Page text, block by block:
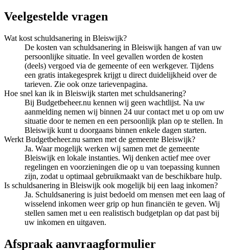
Veelgestelde vragen
Wat kost schuldsanering in Bleiswijk?
De kosten van schuldsanering in Bleiswijk hangen af van uw
persoonlijke situatie. In veel gevallen worden de kosten
(deels) vergoed via de gemeente of een werkgever. Tijdens
een gratis intakegesprek krijgt u direct duidelijkheid over de
tarieven. Zie ook onze tarievenpagina.
Hoe snel kan ik in Bleiswijk starten met schuldsanering?
Bij Budgetbeheer.nu kennen wij geen wachtlijst. Na uw
aanmelding nemen wij binnen 24 uur contact met u op om uw
situatie door te nemen en een persoonlijk plan op te stellen. In
Bleiswijk kunt u doorgaans binnen enkele dagen starten.
Werkt Budgetbeheer.nu samen met de gemeente Bleiswijk?
Ja. Waar mogelijk werken wij samen met de gemeente
Bleiswijk en lokale instanties. Wij denken actief mee over
regelingen en voorzieningen die op u van toepassing kunnen
zijn, zodat u optimaal gebruikmaakt van de beschikbare hulp.
Is schuldsanering in Bleiswijk ook mogelijk bij een laag inkomen?
Ja. Schuldsanering is juist bedoeld om mensen met een laag of
wisselend inkomen weer grip op hun financiën te geven. Wij
stellen samen met u een realistisch budgetplan op dat past bij
uw inkomen en uitgaven.
Afspraak aanvraagformulier